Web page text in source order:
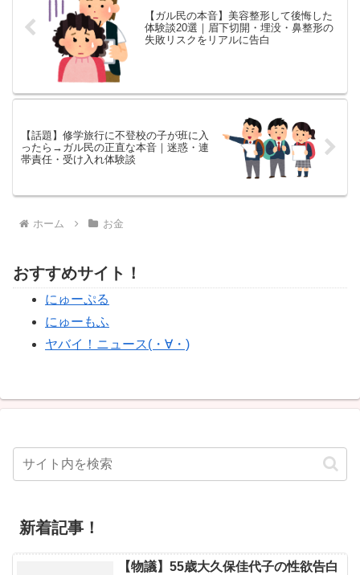
【ガル民の本音】美容整形して後悔した
体験談20選｜眉下切開・埋没・鼻整形の
失敗リスクをリアルに告白
【話題】修学旅行に不登校の子が班に入
ったら→ガル民の正直な本音｜迷惑・連
帯責任・受け入れ体験談
ホーム お金
おすすめサイト！
にゅーぷる
にゅーもふ
ヤバイ！ニュース(・∀・)
新着記事！
【物議】55歳大久保佳代子の性欲告白